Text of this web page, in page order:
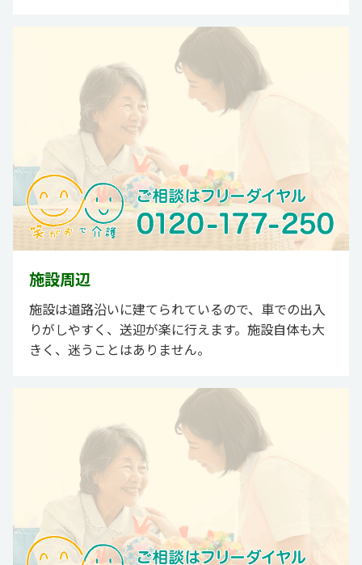
施設周辺
施設は道路沿いに建てられているので、車での出入
りがしやすく、送迎が楽に行えます。施設自体も大
きく、迷うことはありません。